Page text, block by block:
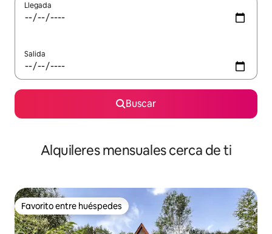
Llegada
Salida
Buscar
Alquileres mensuales cerca de ti
Favorito entre huéspedes
Favorito entre huéspedes